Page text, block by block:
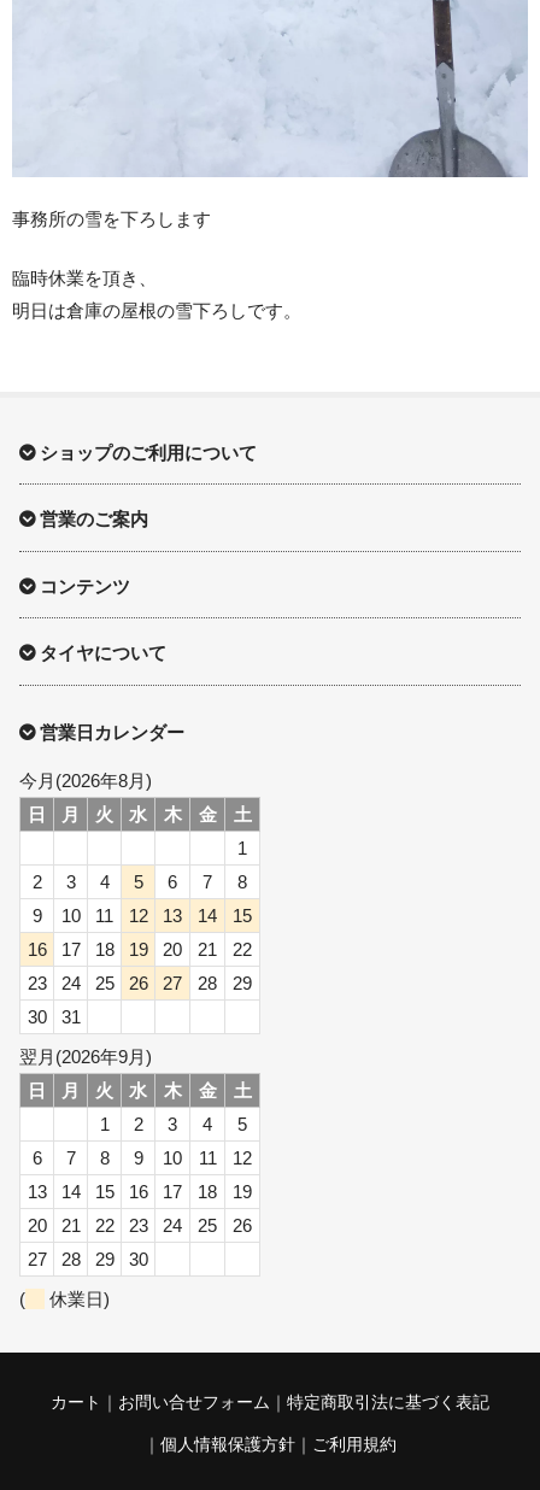
事務所の雪を下ろします
臨時休業を頂き、
明日は倉庫の屋根の雪下ろしです。
ショップのご利用について
営業のご案内
コンテンツ
タイヤについて
営業日カレンダー
今月(2026年8月)
日
月 火 水 木 金
土
1
2
3 4 5 6 7
8
9
10 11 12 13 14
15
16
17 18 19 20 21
22
23
24 25 26 27 28
29
30
31
翌月(2026年9月)
日
月 火 水 木 金
土
1
2 3 4
5
6
7 8 9 10 11
12
13
14 15 16 17 18
19
20
21 22 23 24 25
26
27
28 29
30
(
休業日)
カート お問い合せフォーム 特定商取引法に基づく表記
個人情報保護方針 ご利用規約